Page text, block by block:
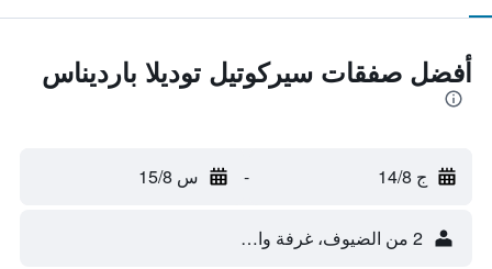
أفضل صفقات سيركوتيل توديلا بارديناس
ج 14/8 - س 15/8
2 من الضيوف، غرفة واحدة